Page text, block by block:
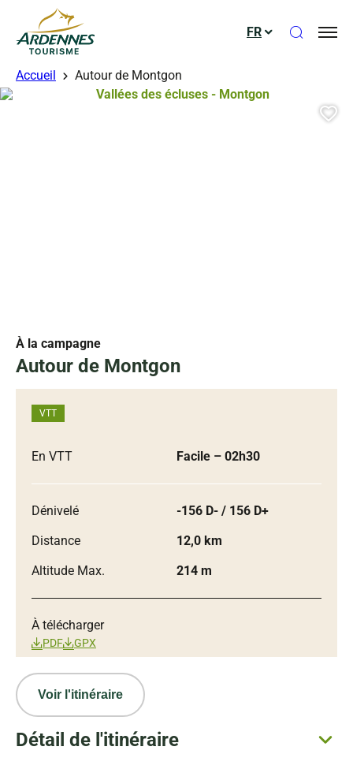
ADT des Ardennes
FR Ouvrir
Accueil Autour de Montgon
À la campagne
Autour de Montgon
Vallées des écluses – Montgon, ©
Détail de l'itinéraire
VTT
En VTT Facile – 02h30
Dénivelé
-156 D- / 156 D+
Distance
12,0 km
Altitude Max.
214 m
À télécharger
PDF GPX
Voir l'itinéraire